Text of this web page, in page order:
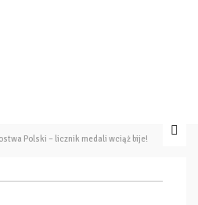
Polski – licznik medali wciąż bije!